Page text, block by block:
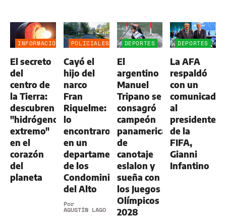
INFORMACIÓN
El secreto
del
centro de
la Tierra:
descubren
"hidrógeno
extremo"
en el
corazón
del
planeta
POLICIALES
Cayó el
hijo del
narco
Fran
Riquelme:
lo
encontraron
en un
departamento
de los
Condominios
del Alto
Por
AGUSTÍN LAGO
DEPORTES
El
argentino
Manuel
Tripano se
consagró
campeón
panamericano
de
canotaje
eslalon y
sueña con
los Juegos
Olímpicos
2028
DEPORTES
La AFA
respaldó
con un
comunicado
al
presidente
de la
FIFA,
Gianni
Infantino